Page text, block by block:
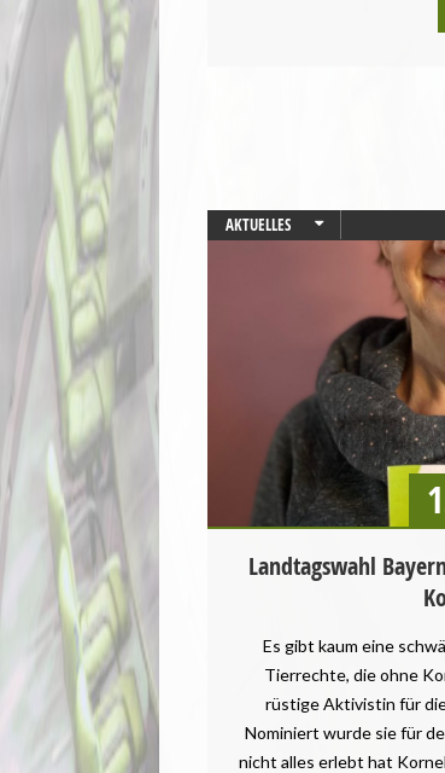
AKTUELLES
Landtagswahl
Es gibt kaum eine
Tierrechte, die ohne
rüstige Aktivistin für
Nominiert wurde sie für
nicht alles erlebt hat